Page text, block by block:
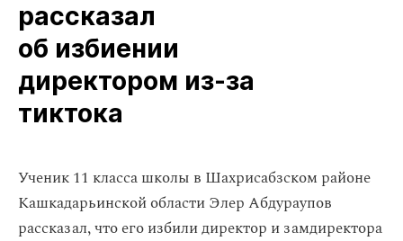
рассказал
об избиении
директором из‑за
тиктока
Ученик 11 класса школы в Шахрисабзском районе
Кашкадарьинской области Элер Абдураупов
рассказал, что его избили директор и замдиректора